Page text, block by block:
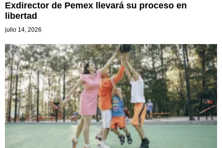
Exdirector de Pemex llevará su proceso en
libertad
julio 14, 2026